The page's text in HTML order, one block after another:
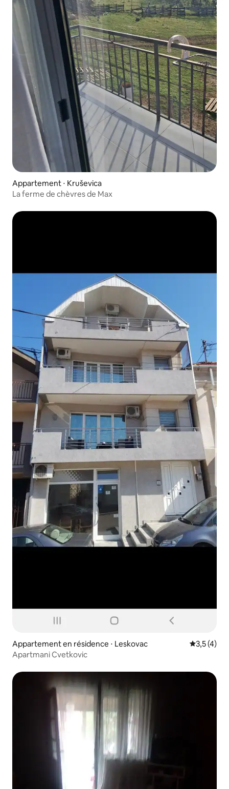
Appartement ⋅ Kruševica
La ferme de chèvres de Max
Appartement en résidence ⋅ Leskovac Évaluation
3,5 (4)
Apartmani Cvetkovic